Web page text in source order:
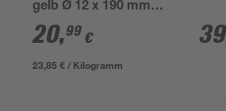
gelb Ø 12 x 190 mm
48 Stück
20,99 €
23,85 € / Kilogramm
39